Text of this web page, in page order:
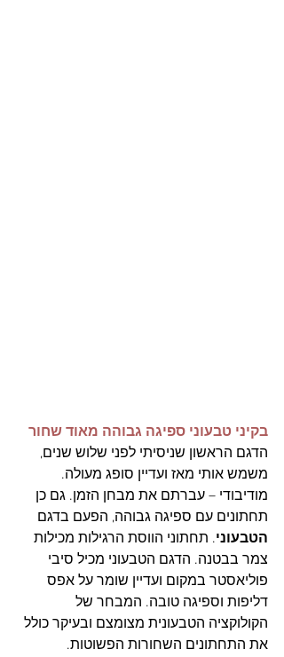
בקיני טבעוני ספיגה גבוהה מאוד שחור
הדגם הראשון שניסיתי לפני שלוש שנים,
משמש אותי מאז ועדיין סופג מעולה.
מודיבודי – עברתם את מבחן הזמן. גם כן
תחתונים עם ספיגה גבוהה, הפעם בדגם
הטבעוני. תחתוני הווסת הרגילות מכילות
צמר בבטנה. הדגם הטבעוני מכיל סיבי
פוליאסטר במקום ועדיין שומר על אפס
דליפות וספיגה טובה. המבחר של
הקולוקציה הטבעונית מצומצם ובעיקר כולל
את התחתונים השחורות הפשוטות.